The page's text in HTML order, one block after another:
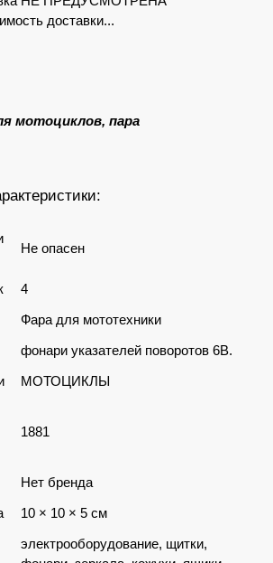
доставки...
мотоциклов, пара
Не опасен
4
Фара для мототехники
фонари указателей поворотов 6В.
МОТОЦИКЛЫ
1881
Нет бренда
10 × 10 × 5 см
электрооборудование, щитки,